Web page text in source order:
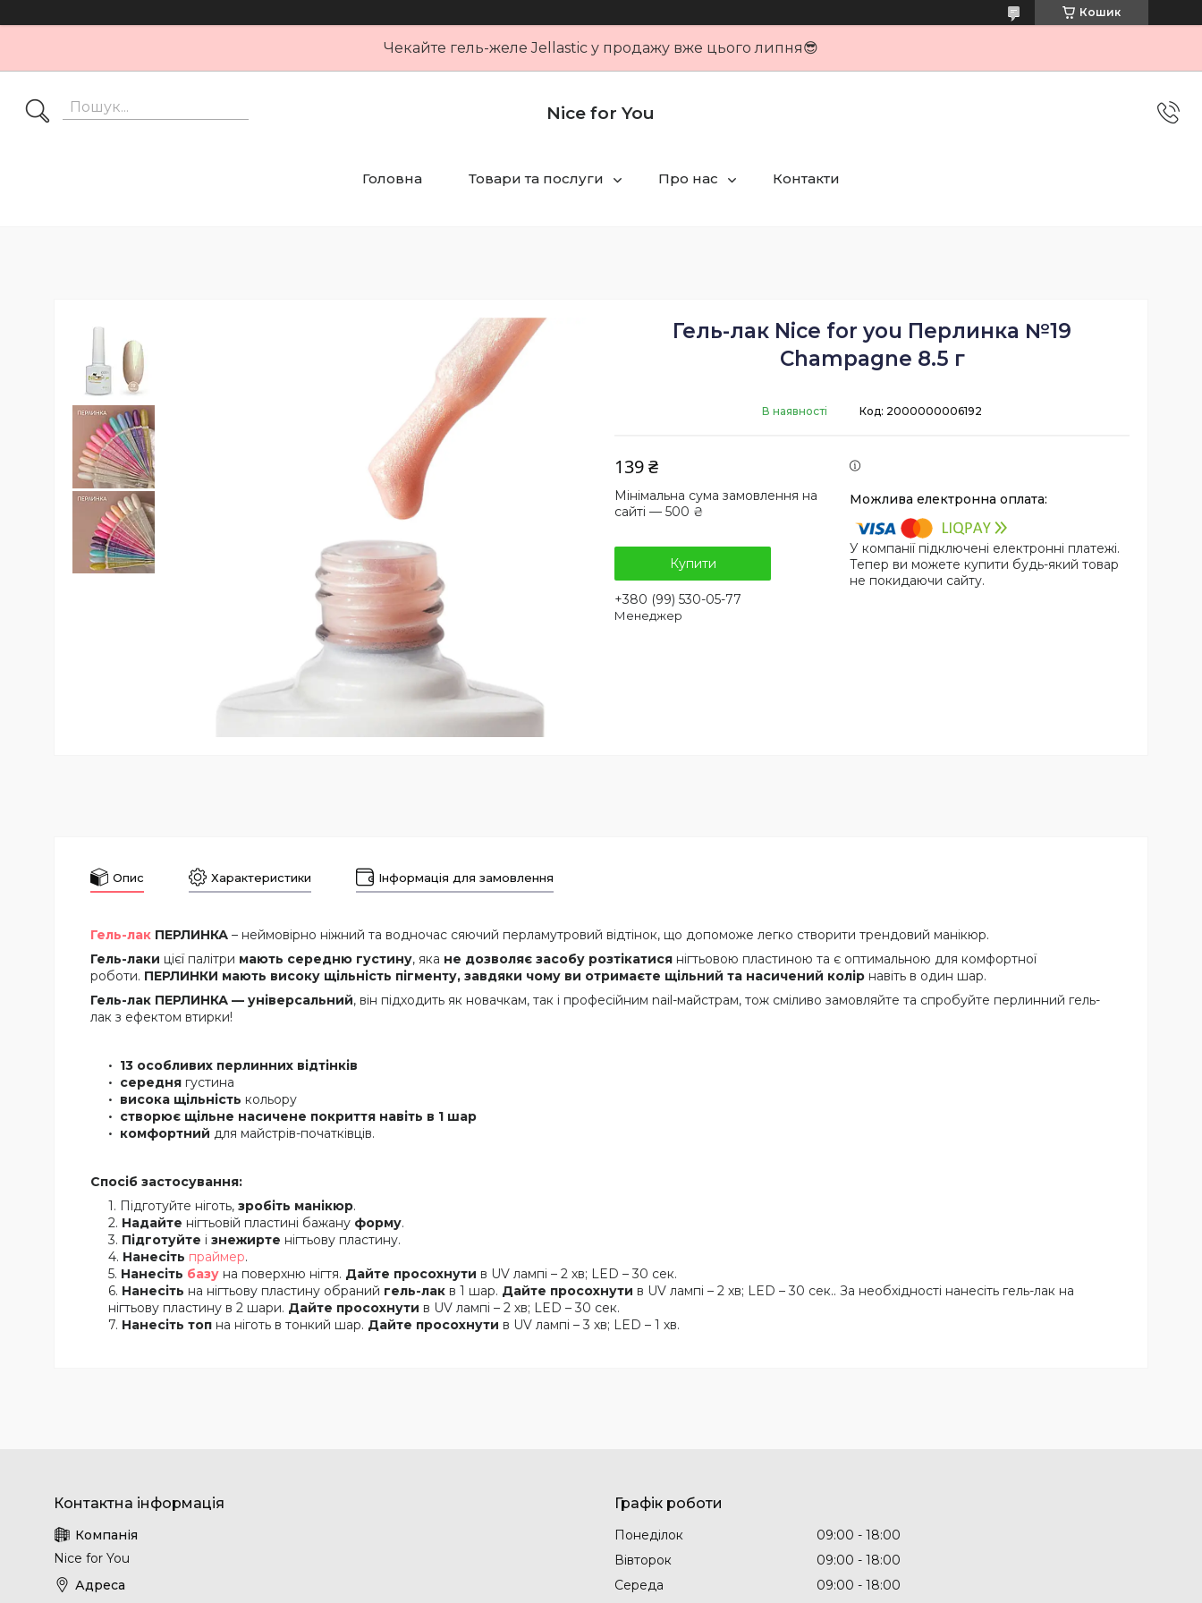
Кошик
Чекайте гель-желе Jellastic у продажу вже цього липня😎
Nice for You
Головна Товари та послуги Про нас Контакти
Гель-лак Nice for you Перлинка №19
Champagne 8.5 г
В наявності Код: 2000000006192
139 ₴
Мінімальна сума замовлення на
сайті — 500 ₴
Купити
+380 (99) 530-05-77
Менеджер
У компанії підключені електронні платежі.
Тепер ви можете купити будь-який товар
не покидаючи сайту.
Опис Характеристики Інформація для замовлення
Гель-лак ПЕРЛИНКА – неймовірно ніжний та водночас сяючий перламутровий відтінок, що допоможе легко створити трендовий манікюр.
Гель-лаки цієї палітри мають середню густину, яка не дозволяє засобу розтікатися нігтьовою пластиною та є оптимальною для комфортної
роботи. ПЕРЛИНКИ мають високу щільність пігменту, завдяки чому ви отримаєте щільний та насичений колір навіть в один шар.
Гель-лак ПЕРЛИНКА — універсальний, він підходить як новачкам, так і професійним nail-майстрам, тож сміливо замовляйте та спробуйте перлинний гель-
лак з ефектом втирки!
13 особливих перлинних відтінків
середня густина
висока щільність кольору
створює щільне насичене покриття навіть в 1 шар
комфортний для майстрів-початківців.
Спосіб застосування:
Підготуйте ніготь, зробіть манікюр.
Надайте нігтьовій пластині бажану форму.
Підготуйте і знежирте нігтьову пластину.
Нанесіть праймер.
Нанесіть базу на поверхню нігтя. Дайте просохнути в UV лампі – 2 хв; LED – 30 сек.
Нанесіть на нігтьову пластину обраний гель-лак в 1 шар. Дайте просохнути в UV лампі – 2 хв; LED – 30 сек.. За необхідності нанесіть гель-лак на
нігтьову пластину в 2 шари. Дайте просохнути в UV лампі – 2 хв; LED – 30 сек.
Нанесіть топ на ніготь в тонкий шар. Дайте просохнути в UV лампі – 3 хв; LED – 1 хв.
Nice for You
Графік роботи
Понеділок 09:00
18:00
Вівторок
09:00
18:00
Середа
09:00
18:00